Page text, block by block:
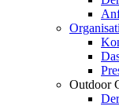
Outdoor